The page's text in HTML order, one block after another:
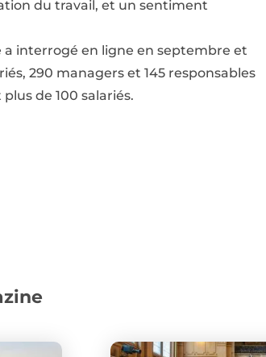
du travail, et un sentiment
interrogé en ligne en septembre et
290 managers et 145 responsables
de 100 salariés.